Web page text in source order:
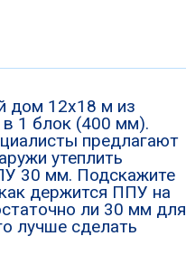
дом 12х18 м из
в 1 блок (400 мм).
предлагают
утеплить
30 мм. Подскажите
держится ППУ на
ли 30 мм для
лучше сделать